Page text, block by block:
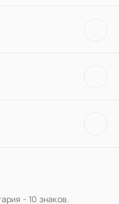
- 10 знаков.